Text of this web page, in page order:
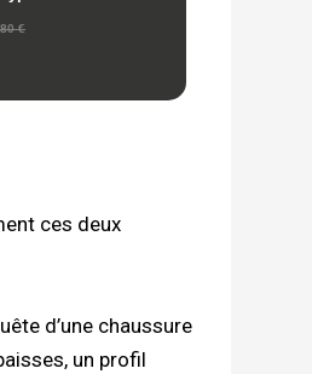
ces deux
d’une chaussure
un profil